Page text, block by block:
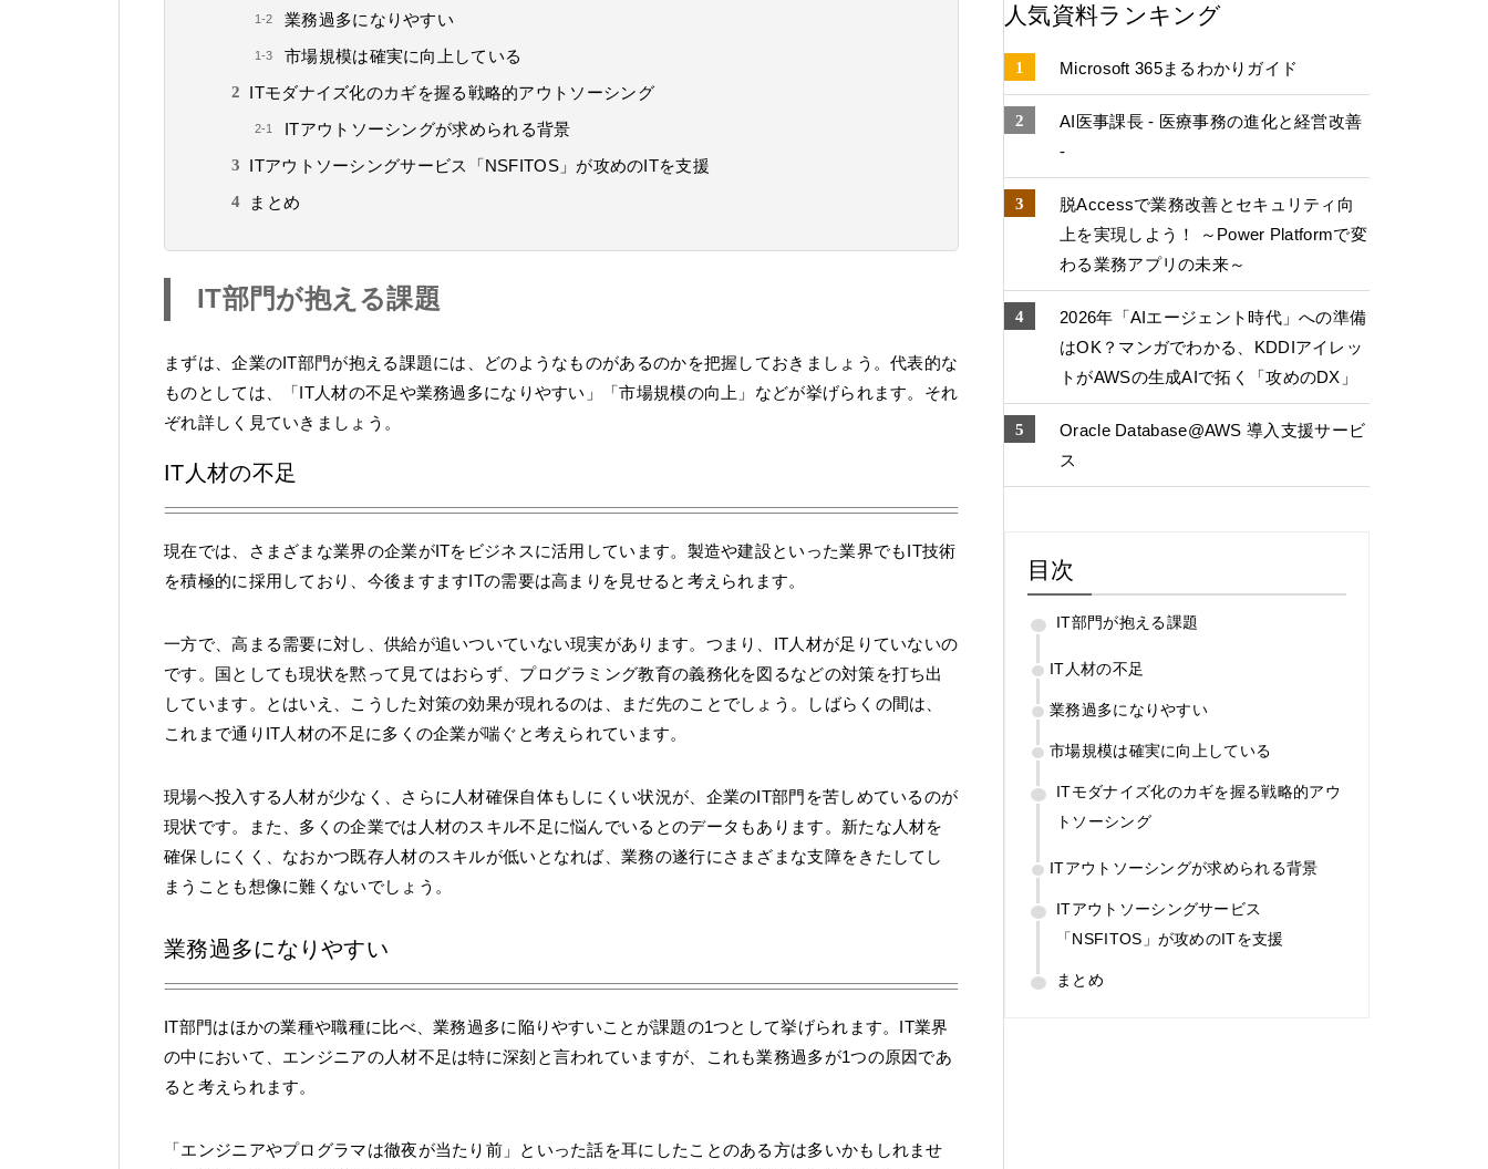
業務過多になりやすい
市場規模は確実に向上している
ITモダナイズ化のカギを握る戦略的アウトソーシング
ITアウトソーシングが求められる背景
ITアウトソーシングサービス「NSFITOS」が攻めのITを支援
まとめ
IT部門が抱える課題
まずは、企業のIT部門が抱える課題には、どのようなものがあるのかを把握しておきましょう。代表的な
ものとしては、「IT人材の不足や業務過多になりやすい」「市場規模の向上」などが挙げられます。それ
ぞれ詳しく見ていきましょう。
IT人材の不足
現在では、さまざまな業界の企業がITをビジネスに活用しています。製造や建設といった業界でもIT技術
を積極的に採用しており、今後ますますITの需要は高まりを見せると考えられます。
一方で、高まる需要に対し、供給が追いついていない現実があります。つまり、IT人材が足りていないの
です。国としても現状を黙って見てはおらず、プログラミング教育の義務化を図るなどの対策を打ち出
しています。とはいえ、こうした対策の効果が現れるのは、まだ先のことでしょう。しばらくの間は、
これまで通りIT人材の不足に多くの企業が喘ぐと考えられています。
現場へ投入する人材が少なく、さらに人材確保自体もしにくい状況が、企業のIT部門を苦しめているのが
現状です。また、多くの企業では人材のスキル不足に悩んでいるとのデータもあります。新たな人材を
確保しにくく、なおかつ既存人材のスキルが低いとなれば、業務の遂行にさまざまな支障をきたしてし
まうことも想像に難くないでしょう。
業務過多になりやすい
IT部門はほかの業種や職種に比べ、業務過多に陥りやすいことが課題の1つとして挙げられます。IT業界
の中において、エンジニアの人材不足は特に深刻と言われていますが、これも業務過多が1つの原因であ
ると考えられます。
「エンジニアやプログラマは徹夜が当たり前」といった話を耳にしたことのある方は多いかもしれませ
人気資料ランキング
Microsoft 365まるわかりガイド
AI医事課長 - 医療事務の進化と経営改善
-
脱Accessで業務改善とセキュリティ向
上を実現しよう！ ～Power Platformで変
わる業務アプリの未来～
2026年「AIエージェント時代」への準備
はOK？マンガでわかる、KDDIアイレッ
トがAWSの生成AIで拓く「攻めのDX」
Oracle Database@AWS 導入支援サービ
ス
目次
IT部門が抱える課題
IT人材の不足
業務過多になりやすい
市場規模は確実に向上している
ITモダナイズ化のカギを握る戦略的アウ
トソーシング
ITアウトソーシングが求められる背景
ITアウトソーシングサービス
「NSFITOS」が攻めのITを支援
まとめ